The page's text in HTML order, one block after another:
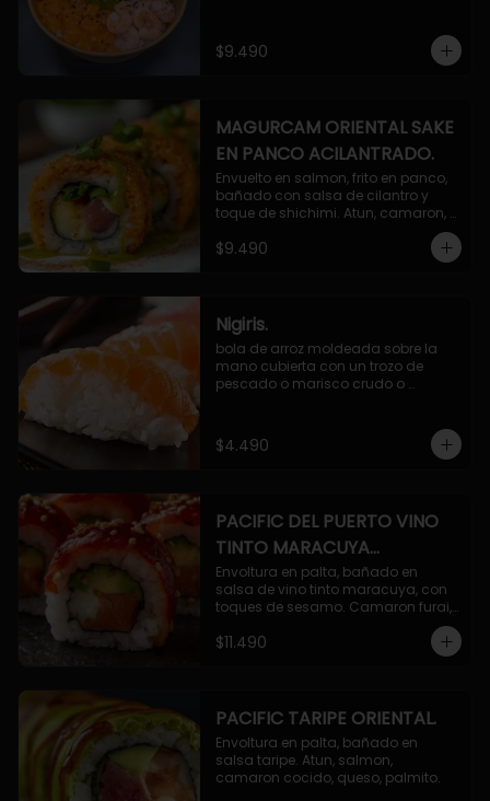
$9.490
MAGURCAM ORIENTAL SAKE
EN PANCO ACILANTRADO.
Envuelto en salmon, frito en panco,
bañado con salsa de cilantro y
toque de shichimi. Atun, camaron,
$9.490
Nigiris.
bola de arroz moldeada sobre la
mano cubierta con un trozo de
pescado o marisco crudo o
$4.490
PACIFIC DEL PUERTO VINO
TINTO MARACUYA
ORIENTAL.
Envoltura en palta, bañado en
salsa de vino tinto maracuya, con
toques de sesamo. Camaron furai,
$11.490
PACIFIC TARIPE ORIENTAL.
Envoltura en palta, bañado en
salsa taripe. Atun, salmon,
camaron cocido, queso, palmito.